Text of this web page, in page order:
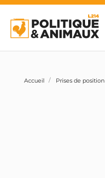
Accueil Prises de position